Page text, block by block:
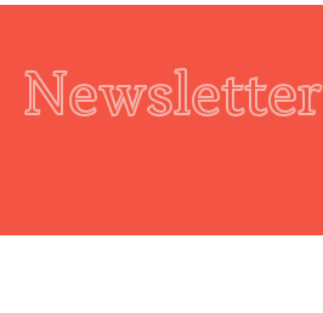
Newsletter